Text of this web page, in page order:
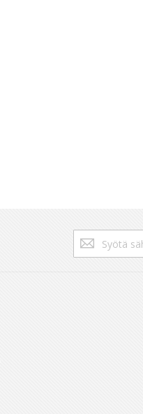
Tilaa
uutiskirjeemme: